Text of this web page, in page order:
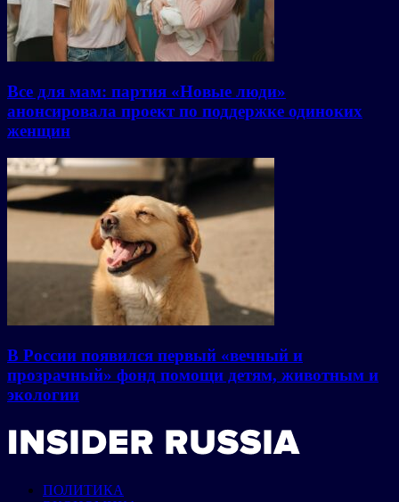
Все для мам: партия «Новые люди»
анонсировала проект по поддержке одиноких
женщин
В России появился первый «вечный и
прозрачный» фонд помощи детям, животным и
экологии
ПОЛИТИКА